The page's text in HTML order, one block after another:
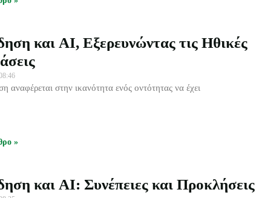
και AI, Εξερευνώντας τις Ηθικές
αναφέρεται στην ικανότητα ενός οντότητας να έχει
»
και AI: Συνέπειες και Προκλήσεις